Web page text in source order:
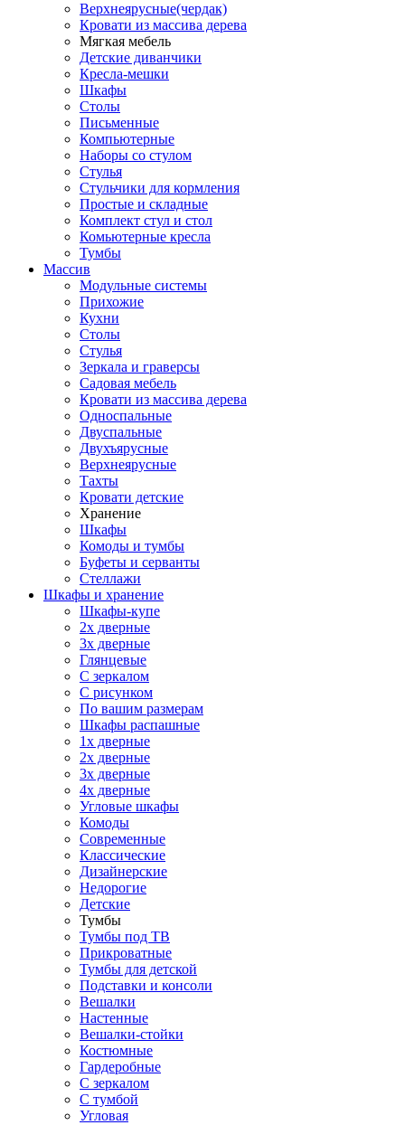
Верхнеярусные(чердак)
Кровати из массива дерева
Мягкая мебель
Детские диванчики
Кресла-мешки
Шкафы
Столы
Письменные
Компьютерные
Наборы со стулом
Стулья
Стульчики для кормления
Простые и складные
Комплект стул и стол
Комьютерные кресла
Тумбы
Массив
Модульные системы
Прихожие
Кухни
Столы
Стулья
Зеркала и граверсы
Садовая мебель
Кровати из массива дерева
Односпальные
Двуспальные
Двухъярусные
Верхнеярусные
Тахты
Кровати детские
Хранение
Шкафы
Комоды и тумбы
Буфеты и серванты
Стеллажи
Шкафы и хранение
Шкафы-купе
2х дверные
3х дверные
Глянцевые
С зеркалом
С рисунком
По вашим размерам
Шкафы распашные
1х дверные
2х дверные
3х дверные
4х дверные
Угловые шкафы
Комоды
Современные
Классические
Дизайнерские
Недорогие
Детские
Тумбы
Тумбы под ТВ
Прикроватные
Тумбы для детской
Подставки и консоли
Вешалки
Настенные
Вешалки-стойки
Костюмные
Гардеробные
С зеркалом
С тумбой
Угловая